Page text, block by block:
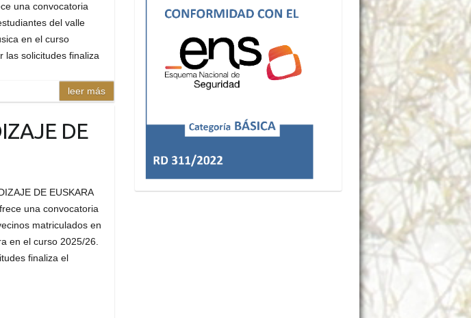
una convocatoria
del valle
en el curso
las solicitudes finaliza
leer más
DE
DE EUSKARA
una convocatoria
matriculados en
en el curso 2025/26.
finaliza el